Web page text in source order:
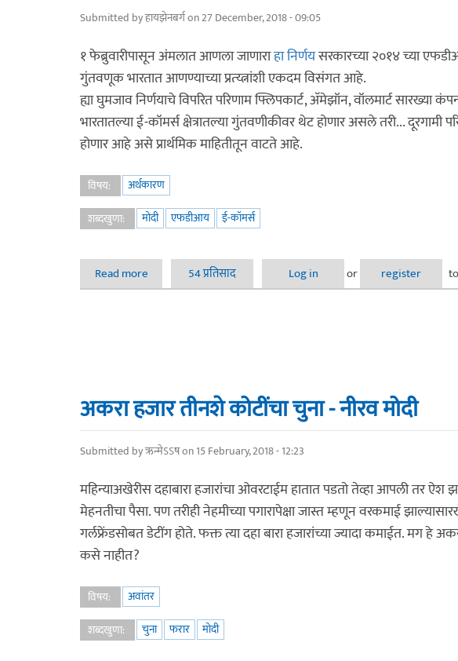
Submitted byहायझेनबर्गon 27 December, 2018 - 09:05
१ फेब्रुवारीपासून अंमलात आणला जाणाराहा निर्णयसरकारच्या २०१४ च्या
गुंतवणूक भारतात आणण्याच्या प्रत्य्त्नांशी एकदम विसंगत आहे.
ह्या घुमजाव निर्णयाचे विपरित परिणाम फ्लिपकार्ट, अ‍ॅमेझॉन, वॉलमार्ट सारख्या
भारतातल्या ई-कॉमर्स क्षेत्रातल्या गुंतवणीकीवर थेट होणार असले तरी... दूरगामी
होणार आहे असे प्रार्थमिक माहितीतून वाटते आहे.
विषय:
अर्थकारण
शब्दखुणा:
मोदी एफडीआय ई-कॉमर्स
Read more about अजून एक आर्थिक आत्मघातकी निर्णय?
54 प्रतिसाद Log in or register
अकरा हजार तीनशे कोटींचा चुना - नीरव मोदी
Submitted byऋन्मेऽऽषon 15 February, 2018 - 12:23
महिन्याअखेरीस दहाबारा हजारांचा ओवरटाईम हातात पडतो तेव्हा आपली तर
मेहनतीचा पैसा. पण तरीही नेहमीच्या पगारापेक्षा जास्त म्हणून वरकमाई
गर्लफ्रेंडसोबत डेटींग होते. फक्त त्या दहा बारा हजारांच्या ज्यादा कमाईत. मग हे
कसे नाहीत?
विषय:
अवांतर
शब्दखुणा:
चुना फरार मोदी